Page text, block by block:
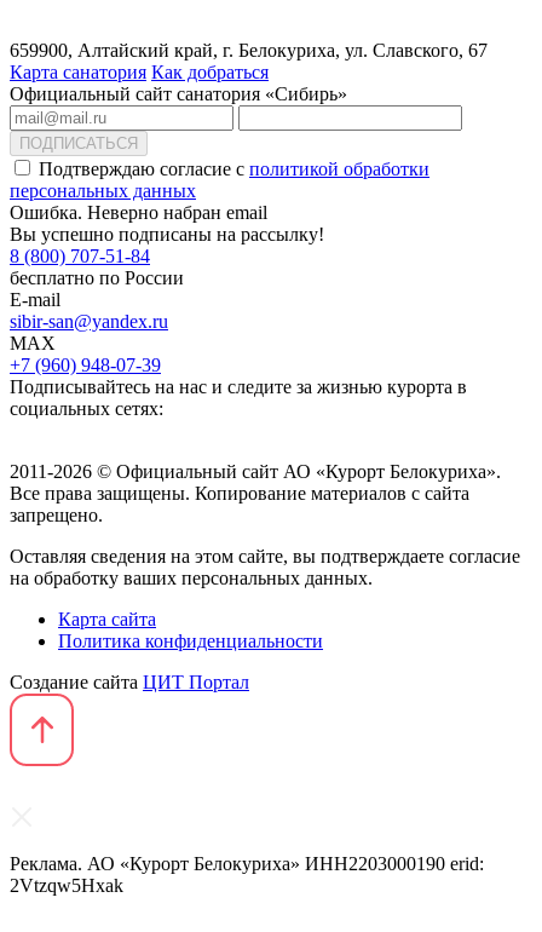
659900, Алтайский край, г. Белокуриха, ул. Славского, 67
Карта санатория Как добраться
Официальный сайт санатория «Сибирь»
ПОДПИСАТЬСЯ
Подтверждаю согласие с политикой обработки
персональных данных
Ошибка. Неверно набран email
Вы успешно подписаны на рассылку!
8 (800) 707-51-84
бесплатно по России
E-mail
sibir-san@yandex.ru
MAX
+7 (960) 948-07-39
Подписывайтесь на нас и следите за жизнью курорта в
социальных сетях:
2011-2026 © Официальный сайт АО «Курорт Белокуриха».
Все права защищены. Копирование материалов с сайта
запрещено.
Оставляя сведения на этом сайте, вы подтверждаете согласие
на обработку ваших персональных данных.
Карта сайта
Политика конфиденциальности
Создание сайта ЦИТ Портал
Реклама. АО «Курорт Белокуриха» ИНН2203000190 erid:
2Vtzqw5Hxak